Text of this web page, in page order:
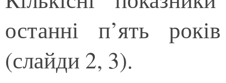
останні п’ять
(слайди 2, 3).